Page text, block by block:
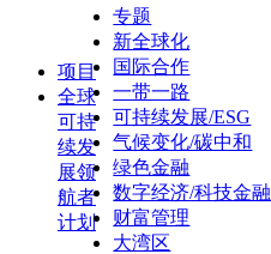
项目
全球
可持
续发
展领
航者
计划
专题
新全球化
国际合作
一带一路
可持续发展/ESG
气候变化/碳中和
绿色金融
数字经济/科技金融
财富管理
大湾区